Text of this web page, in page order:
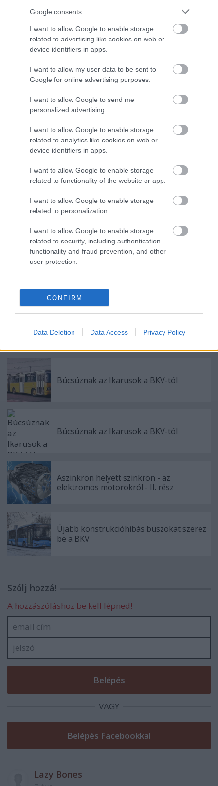
Google consents
I want to allow Google to enable storage
related to advertising like cookies on web or
device identifiers in apps.
I want to allow my user data to be sent to
Google for online advertising purposes.
I want to allow Google to send me
personalized advertising.
I want to allow Google to enable storage
related to analytics like cookies on web or
device identifiers in apps.
I want to allow Google to enable storage
related to functionality of the website or app.
I want to allow Google to enable storage
related to personalization.
I want to allow Google to enable storage
related to security, including authentication
functionality and fraud prevention, and other
user protection.
CONFIRM
Data Deletion Data Access Privacy Policy
kobaloxid (NMC) egységekkel, és 63 kilométer
előbbi előnye a nagyobb hatótávolság, az utóbbi
előnye a gyors tölthetőség. A busz fedélzeti töltővel
(pl. pantográf) is felszerelhető lesz. Az
ELE-Driveco
szállítja. A cégek fejlesztéseit az EU finanszírozta... A
busz létrehozását a számos elektromos busz
projektben mérnöki szolgáltatásokat nyújtóSAV
Studio segíti.
A következő pár hónapban 3 prototípus készül el,
különféle kialakításokkal, köztük például városi
busz vagy iskolabusz.
Felhasznált forrás:http://www.kpk.gov.pl/wp-
content/uploads/2018/11/Rafako.pdf
Címkék:környezetvédelem elektromos busz Rafako
Ajánlott bejegyzések:
Búcsúznak az Ikarusok a BKV-tól
Búcsúznak az Ikarusok a BKV-tól
Búcsúznak az Ikarusok a BKV-tól
Aszinkron helyett szinkron - az
elektromos motorokról - II. rész
Újabb konstrukcióhibás buszokat szerez
be a BKV
Szólj hozzá!
A hozzászóláshoz be kell lépned!
VAGY
Lazy Bones